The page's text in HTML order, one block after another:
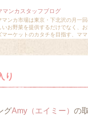
マンカスタッフブログ
マンカ市場は東京・下北沢の月一
いお野菜を提供するだけでなく、
マーケットのカタチを目指す、マ
り
グAmy（エイミー） の